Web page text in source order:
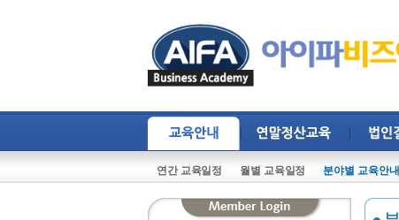
연간 교육일정 월별 교육일정 분야별 교육안내